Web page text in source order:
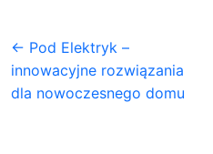
← Pod Elektryk –
innowacyjne rozwiązania
dla nowoczesnego domu